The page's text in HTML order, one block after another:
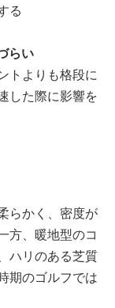
る
らい
トよりも格段に
した際に影響を
らかく、密度が
方、暖地型のコ
ハリのある芝質
期のゴルフでは